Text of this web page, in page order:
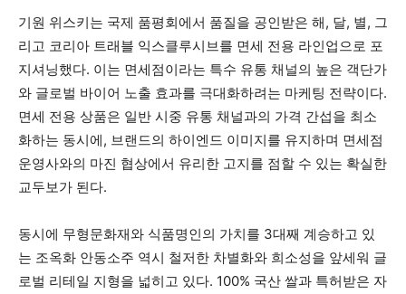
기원 위스키는 국제 품평회에서 품질을 공인받은 해, 달, 별, 그
리고 코리아 트래블 익스클루시브를 면세 전용 라인업으로 포
지셔닝했다. 이는 면세점이라는 특수 유통 채널의 높은 객단가
와 글로벌 바이어 노출 효과를 극대화하려는 마케팅 전략이다.
면세 전용 상품은 일반 시중 유통 채널과의 가격 간섭을 최소
화하는 동시에, 브랜드의 하이엔드 이미지를 유지하며 면세점
운영사와의 마진 협상에서 유리한 고지를 점할 수 있는 확실한
교두보가 된다.
동시에 무형문화재와 식품명인의 가치를 3대째 계승하고 있
는 조옥화 안동소주 역시 철저한 차별화와 희소성을 앞세워 글
로벌 리테일 지형을 넓히고 있다. 100% 국산 쌀과 특허받은 자